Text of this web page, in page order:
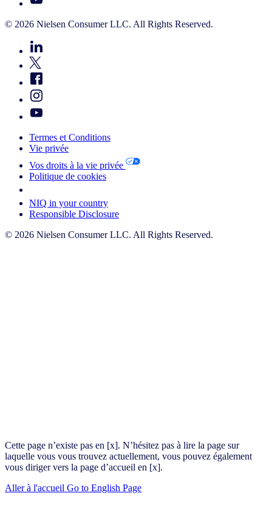
© 2026 Nielsen Consumer LLC. All Rights Reserved.
Termes et Conditions
Vie privée
Vos droits à la vie privée
Politique de cookies
NIQ in your country
Responsible Disclosure
© 2026 Nielsen Consumer LLC. All Rights Reserved.
Cette page n’existe pas en [x]. N’hésitez pas à lire la page sur
laquelle vous vous trouvez actuellement, vous pouvez également
vous diriger vers la page d’accueil en [x].
Aller à l'accueil Go to English Page